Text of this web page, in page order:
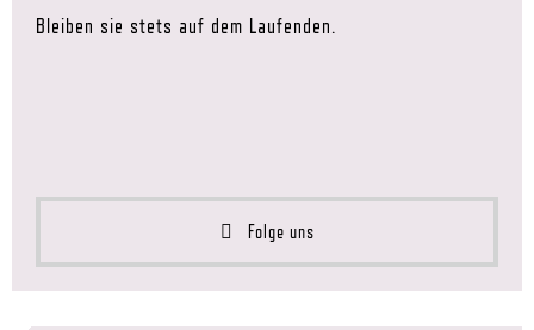
Bleiben sie stets auf dem Laufenden.
Folge uns